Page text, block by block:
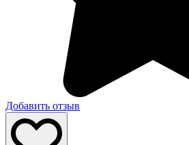
Добавить отзыв